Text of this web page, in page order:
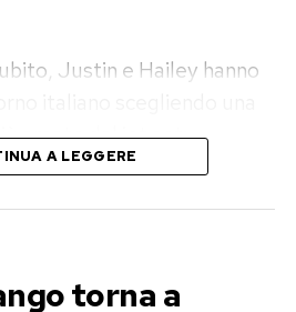
Justin e Hailey hanno
amate dal jet set:
e mondana delle Isole
a Panarea: la
A LEGGERE
torna a